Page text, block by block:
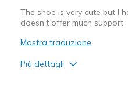
The shoe is very cute but I
doesn't offer much support
Mostra traduzione
Più dettagli